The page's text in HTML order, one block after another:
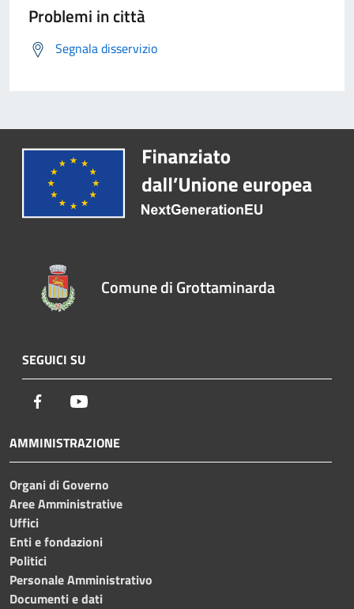
Problemi in città
Segnala disservizio
Comune di Grottaminarda
SEGUICI SU
Facebook
AMMINISTRAZIONE
Organi di Governo
Aree Amministrative
Uffici
Enti e fondazioni
Politici
Personale Amministrativo
Documenti e dati